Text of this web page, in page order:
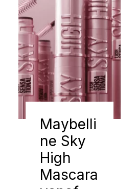
Maybelli
ne Sky
High
Mascara